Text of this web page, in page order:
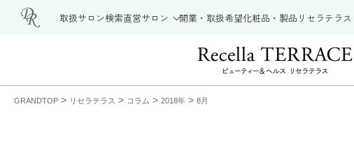
取扱サロン検索直営サロン 開業・取扱希望化粧品・製品 リセラテラス
GRANDTOP > リセラテラス > コラム > 2018年 > 8月